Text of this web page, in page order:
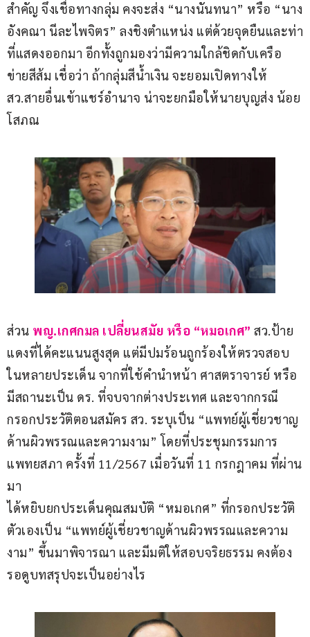
สำคัญ จึงเชื่อทางกลุ่ม คงจะส่ง “นางนันทนา” หรือ “นาง
อังคณา นีละไพจิตร” ลงชิงตำแหน่ง แต่ด้วยจุดยืนและท่า
ที่แสดงออกมา อีกทั้งถูกมองว่ามีความใกล้ชิดกับเครือ
ข่ายสีส้ม เชื่อว่า ถ้ากลุ่มสีน้ำเงิน จะยอมเปิดทางให้
สว.สายอื่นเข้าแชร์อำนาจ น่าจะยกมือให้นายบุญส่ง น้อย
โสภณ
ส่วน พญ.เกศกมล เปลี่ยนสมัย หรือ “หมอเกศ” สว.ป้าย
แดงที่ได้คะแนนสูงสุด แต่มีปมร้อนถูกร้องให้ตรวจสอบ
ในหลายประเด็น จากที่ใช้คำนำหน้า ศาสตราจารย์ หรือ
มีสถานะเป็น ดร. ที่จบจากต่างประเทศ และจากกรณี
กรอกประวัติตอนสมัคร สว. ระบุเป็น “แพทย์ผู้เชี่ยวชาญ
ด้านผิวพรรณและความงาม” โดยที่ประชุมกรรมการ
แพทยสภา ครั้งที่ 11/2567 เมื่อวันที่ 11 กรกฎาคม ที่ผ่าน
มา
ได้หยิบยกประเด็นคุณสมบัติ “หมอเกศ” ที่กรอกประวัติ
ตัวเองเป็น “แพทย์ผู้เชี่ยวชาญด้านผิวพรรณและความ
งาม” ขึ้นมาพิจารณา และมีมติให้สอบจริยธรรม คงต้อง
รอดูบทสรุปจะเป็นอย่างไร